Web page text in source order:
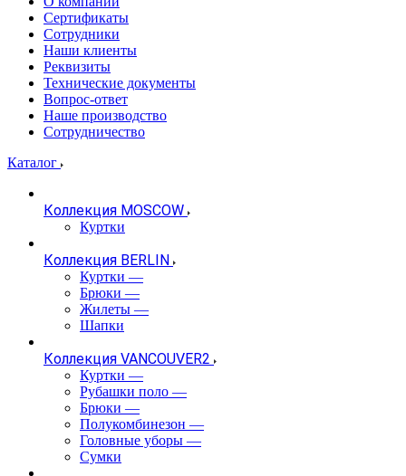
Сертификаты
Сотрудники
Наши клиенты
Реквизиты
Технические документы
Вопрос-ответ
Наше производство
Сотрудничество
Каталог
Коллекция MOSCOW
Куртки
Коллекция BERLIN
Куртки —
Брюки —
Жилеты —
Шапки
Коллекция VANCOUVER2
Куртки —
Рубашки поло —
Брюки —
Полукомбинезон —
Головные уборы —
Сумки